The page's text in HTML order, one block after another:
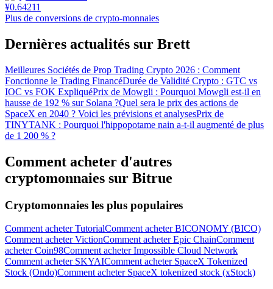
¥0.64211
Plus de conversions de crypto-monnaies
Dernières actualités sur Brett
Meilleures Sociétés de Prop Trading Crypto 2026 : Comment
Fonctionne le Trading FinancéDurée de Validité Crypto : GTC vs
IOC vs FOK ExpliquéPrix de Mowgli : Pourquoi Mowgli est-il en
hausse de 192 % sur Solana ?Quel sera le prix des actions de
SpaceX en 2040 ? Voici les prévisions et analysesPrix de
TINYTANK : Pourquoi l'hippopotame nain a-t-il augmenté de plus
de 1 200 % ?
Comment acheter d'autres
cryptomonnaies sur Bitrue
Cryptomonnaies les plus populaires
Comment acheter TutorialComment acheter BICONOMY (BICO)
Comment acheter VictionComment acheter Epic ChainComment
acheter Coin98Comment acheter Impossible Cloud Network
Comment acheter SKYAIComment acheter SpaceX Tokenized
Stock (Ondo)Comment acheter SpaceX tokenized stock (xStock)